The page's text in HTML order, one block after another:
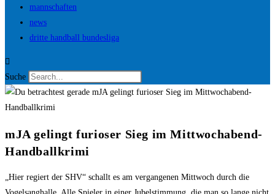
mannschaften
news
dritte handball bundesliga
Suche
mJA gelingt furioser Sieg im Mittwochabend-
Handballkrimi
„Hier regiert der SHV“ schallt es am vergangenen Mittwoch durch die